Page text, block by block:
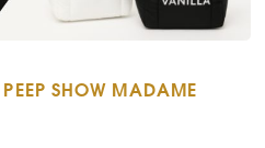
SHOW MADAME